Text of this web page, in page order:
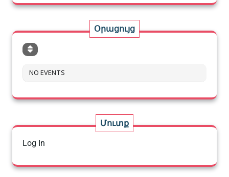
Օրացույց
NO EVENTS
Մուտք
Log In